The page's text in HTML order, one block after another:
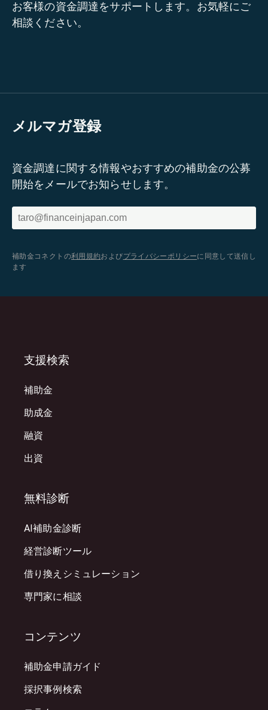
お客様の資金調達をサポートします。お気軽にご
相談ください。
メルマガ登録
資金調達に関する情報やおすすめの補助金の公募
開始をメールでお知らせします。
補助金コネクトの利用規約およびプライバシーポリシーに同意して送信し
ます
支援検索
補助金
助成金
融資
出資
無料診断
AI補助金診断
経営診断ツール
借り換えシミュレーション
専門家に相談
コンテンツ
補助金申請ガイド
採択事例検索